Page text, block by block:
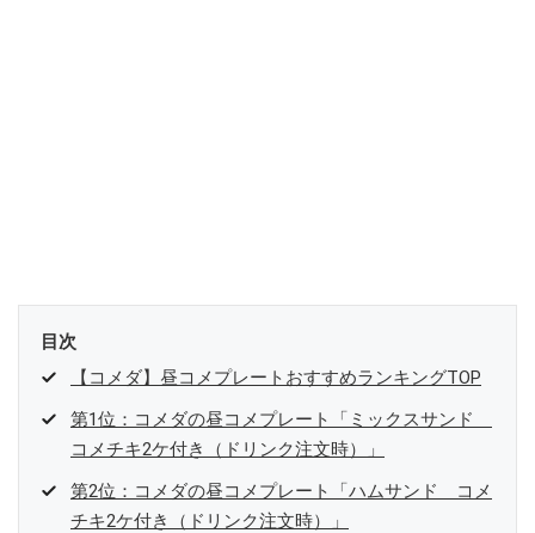
目次
【コメダ】昼コメプレートおすすめランキングTOP
第1位：コメダの昼コメプレート「ミックスサンド
コメチキ2ケ付き（ドリンク注文時）」
第2位：コメダの昼コメプレート「ハムサンド コメ
チキ2ケ付き（ドリンク注文時）」